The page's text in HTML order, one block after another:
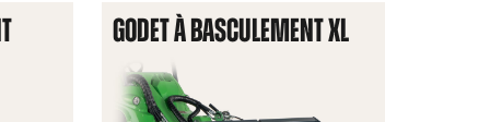
LÉGÈRES
GODET À BASCULEMENT XL